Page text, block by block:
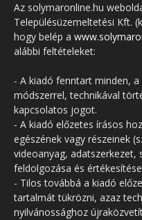
Az solymaronline.hu
Településüzemeltetési Kft.
hogy belép a
alábbi feltételeket:
- A kiadó fenntart minden,
módszerrel, technikával
kapcsolatos jogot.
- A kiadó előzetes írásos
egészének vagy részeinek
videoanyag,
feldolgozása és
- Tilos továbbá a kiadó
tartalmát tükrözni, azaz
nyilvánossághoz